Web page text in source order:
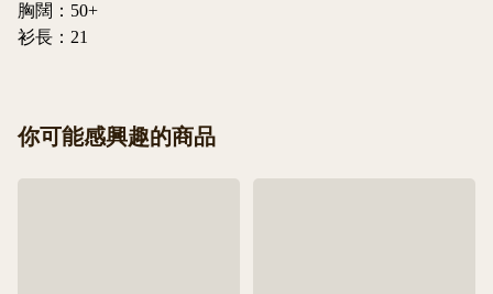
胸闊： 50+
衫長： 21
你可能感興趣的商品